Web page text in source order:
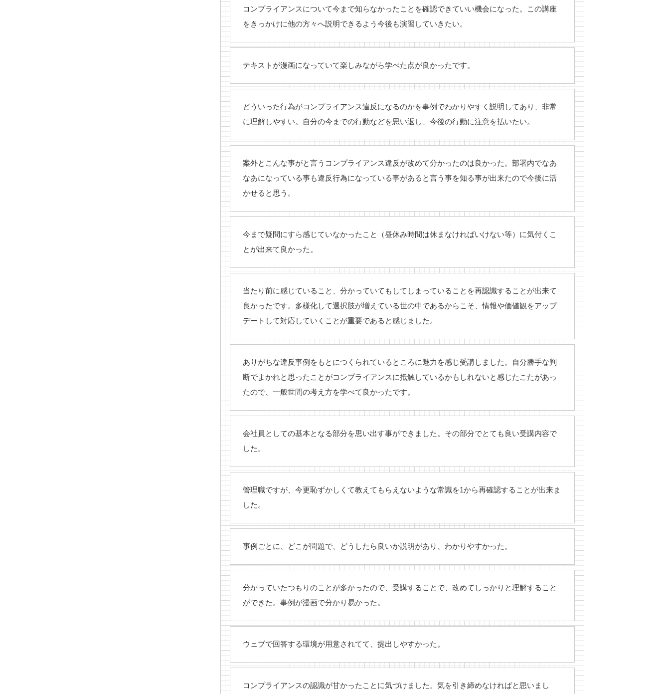
コンプライアンスについて今まで知らなかったことを確認できていい機会になった。この講座
をきっかけに他の方々へ説明できるよう今後も演習していきたい。
テキストが漫画になっていて楽しみながら学べた点が良かったです。
どういった行為がコンプライアンス違反になるのかを事例でわかりやすく説明してあり、非常
に理解しやすい。自分の今までの行動などを思い返し、今後の行動に注意を払いたい。
案外とこんな事がと言うコンプライアンス違反が改めて分かったのは良かった。部署内でなあ
なあになっている事も違反行為になっている事があると言う事を知る事が出来たので今後に活
かせると思う。
今まで疑問にすら感じていなかったこと（昼休み時間は休まなければいけない等）に気付くこ
とが出来て良かった。
当たり前に感じていること、分かっていてもしてしまっていることを再認識することが出来て
良かったです。多様化して選択肢が増えている世の中であるからこそ、情報や価値観をアップ
デートして対応していくことが重要であると感じました。
ありがちな違反事例をもとにつくられているところに魅力を感じ受講しました。自分勝手な判
断でよかれと思ったことがコンプライアンスに抵触しているかもしれないと感じたこたがあっ
たので、一般世間の考え方を学べて良かったです。
会社員としての基本となる部分を思い出す事ができました。その部分でとても良い受講内容で
した。
管理職ですが、今更恥ずかしくて教えてもらえないような常識を1から再確認することが出来ま
した。
事例ごとに、どこが問題で、どうしたら良いか説明があり、わかりやすかった。
分かっていたつもりのことが多かったので、受講することで、改めてしっかりと理解すること
ができた。事例が漫画で分かり易かった。
ウェブで回答する環境が用意されてて、提出しやすかった。
コンプライアンスの認識が甘かったことに気づけました。気を引き締めなければと思いまし